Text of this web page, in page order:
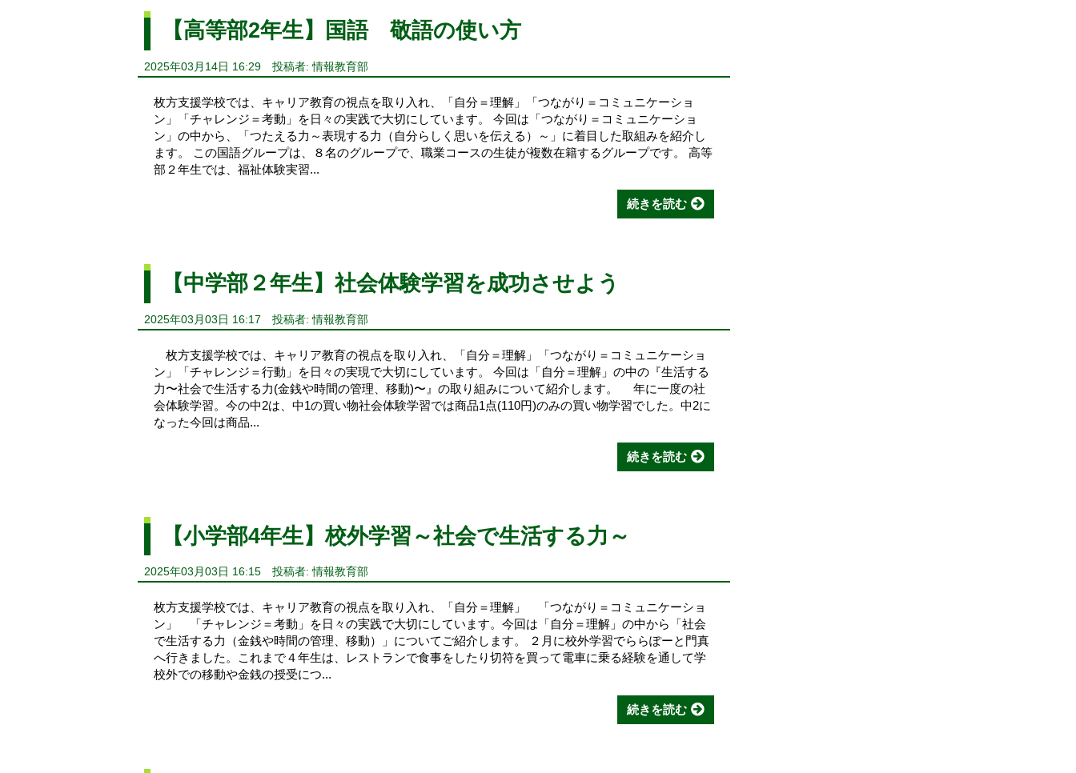
【高等部2年生】国語 敬語の使い方
2025年03月14日 16:29 投稿者: 情報教育部
枚方支援学校では、キャリア教育の視点を取り入れ、「自分＝理解」「つながり＝コミュニケーショ
ン」「チャレンジ＝考動」を日々の実践で大切にしています。 今回は「つながり＝コミュニケーショ
ン」の中から、「つたえる力～表現する力（自分らしく思いを伝える）～」に着目した取組みを紹介し
ます。 この国語グループは、８名のグループで、職業コースの生徒が複数在籍するグループです。 高等
部２年生では、福祉体験実習...
続きを読む
【中学部２年生】社会体験学習を成功させよう
2025年03月03日 16:17 投稿者: 情報教育部
枚方支援学校では、キャリア教育の視点を取り入れ、「自分＝理解」「つながり＝コミュニケーショ
ン」「チャレンジ＝行動」を日々の実現で大切にしています。 今回は「自分＝理解」の中の『生活する
力〜社会で生活する力(金銭や時間の管理、移動)〜』の取り組みについて紹介します。 年に一度の社
会体験学習。今の中2は、中1の買い物社会体験学習では商品1点(110円)のみの買い物学習でした。中2に
なった今回は商品...
続きを読む
【小学部4年生】校外学習～社会で生活する力～
2025年03月03日 16:15 投稿者: 情報教育部
枚方支援学校では、キャリア教育の視点を取り入れ、「自分＝理解」 「つながり＝コミュニケーショ
ン」 「チャレンジ＝考動」を日々の実践で大切にしています。今回は「自分＝理解」の中から「社会
で生活する力（金銭や時間の管理、移動）」についてご紹介します。 ２月に校外学習でららぽーと門真
へ行きました。これまで４年生は、レストランで食事をしたり切符を買って電車に乗る経験を通して学
校外での移動や金銭の授受につ...
続きを読む